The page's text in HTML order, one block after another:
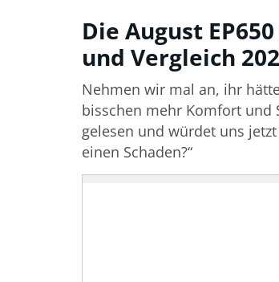
Die August
und Vergleich
Nehmen wir mal an, ihr
bisschen mehr Komfort und
gelesen und würdet uns
einen Schaden?“